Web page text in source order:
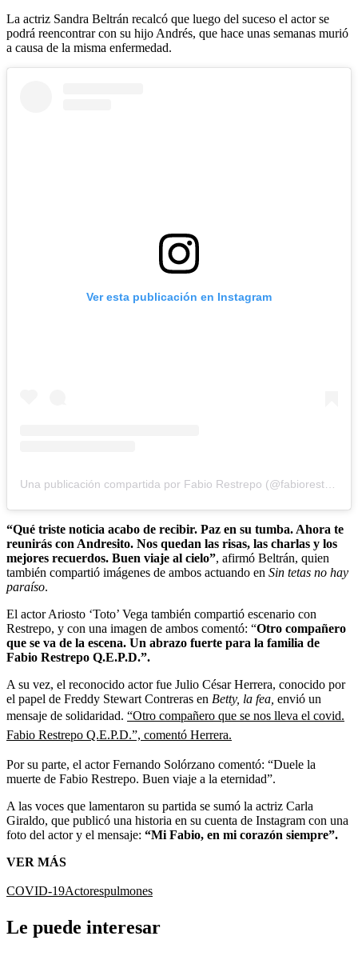
La actriz Sandra Beltrán recalcó que luego del suceso el actor se
podrá reencontrar con su hijo Andrés, que hace unas semanas murió
a causa de la misma enfermedad.
Ver esta publicación en Instagram
Una publicación compartida por Fabio Restrepo (@fabiorestrepoactor)
“Qué triste noticia acabo de recibir. Paz en su tumba. Ahora te
reunirás con Andresito. Nos quedan las risas, las charlas y los
mejores recuerdos. Buen viaje al cielo”, afirmó Beltrán, quien
también compartió imágenes de ambos actuando en Sin tetas no hay
paraíso.
El actor Ariosto ‘Toto’ Vega también compartió escenario con
Restrepo, y con una imagen de ambos comentó: “Otro compañero
que se va de la escena. Un abrazo fuerte para la familia de
Fabio Restrepo Q.E.P.D.”.
A su vez, el reconocido actor fue Julio César Herrera, conocido por
el papel de Freddy Stewart Contreras en Betty, la fea, envió un
mensaje de solidaridad. “Otro compañero que se nos lleva el covid.
Fabio Restrepo Q.E.P.D.”, comentó Herrera.
Por su parte, el actor Fernando Solórzano comentó: “Duele la
muerte de Fabio Restrepo. Buen viaje a la eternidad”.
A las voces que lamentaron su partida se sumó la actriz Carla
Giraldo, que publicó una historia en su cuenta de Instagram con una
foto del actor y el mensaje: “Mi Fabio, en mi corazón siempre”.
VER MÁS
COVID-19Actorespulmones
Le puede interesar